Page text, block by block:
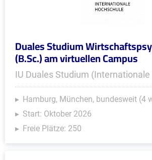
Duales Studium
(B.Sc.) am virtuellen Campus
IU Duales Studium
Hamburg, München, bundesweit (4
Start: Oktober 2026
Freie Plätze: 250